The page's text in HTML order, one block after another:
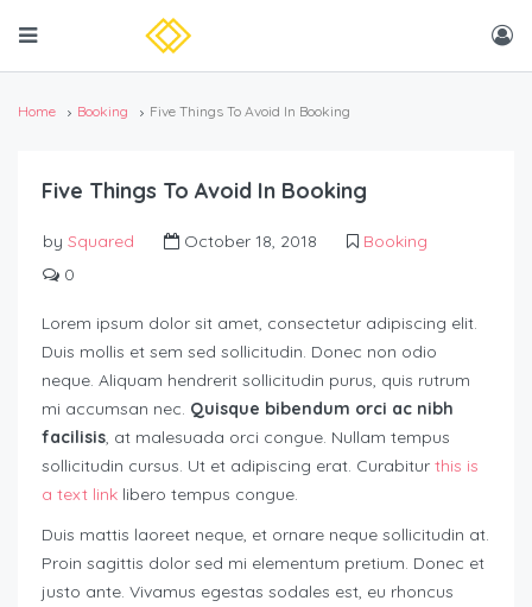
Home Booking Five Things To Avoid In Booking
Five Things To Avoid In Booking
by Squared October 18, 2018
Booking
0
Lorem ipsum dolor sit amet, consectetur adipiscing elit.
Duis mollis et sem sed sollicitudin. Donec non odio
neque. Aliquam hendrerit sollicitudin purus, quis rutrum
mi accumsan nec. Quisque bibendum orci ac nibh
facilisis, at malesuada orci congue. Nullam tempus
sollicitudin cursus. Ut et adipiscing erat. Curabitur this is
a text link libero tempus congue.
Duis mattis laoreet neque, et ornare neque sollicitudin at.
Proin sagittis dolor sed mi elementum pretium. Donec et
justo ante. Vivamus egestas sodales est, eu rhoncus